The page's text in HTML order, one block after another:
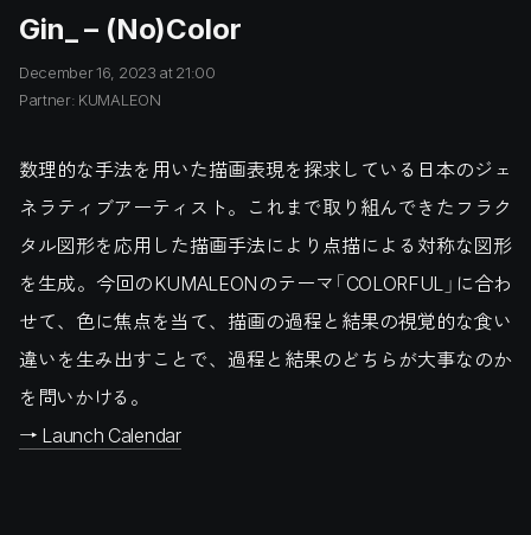
Gin_ – (No)Color
December 16, 2023 at 21:00
Partner: KUMALEON
数理的な手法を用いた描画表現を探求している日本のジェ
ネラティブアーティスト。これまで取り組んできたフラク
タル図形を応用した描画手法により点描による対称な図形
を生成。今回のKUMALEONのテーマ「COLORFUL」に合わ
せて、色に焦点を当て、描画の過程と結果の視覚的な食い
違いを生み出すことで、過程と結果のどちらが大事なのか
を問いかける。
→ Launch Calendar